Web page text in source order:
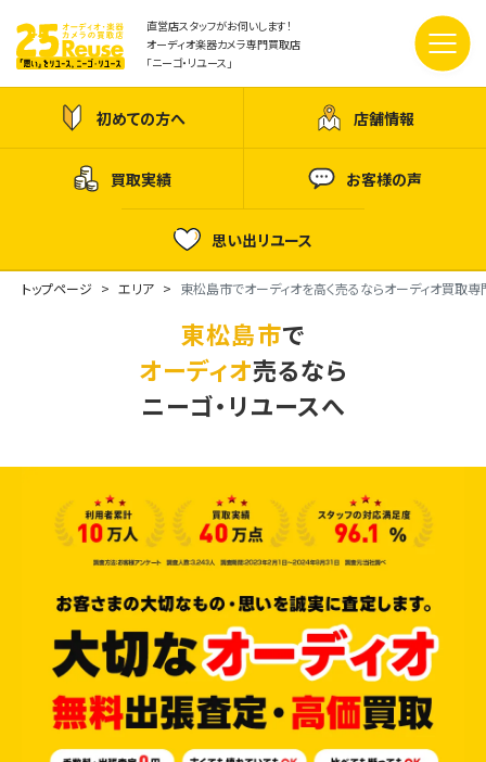
直営店スタッフがお伺いします！
オーディオ楽器カメラ専門買取店
「ニーゴ・リユース」
初めての方へ 店舗情報
買取実績 お客様の声
思い出リユース
トップページ エリア 東松島市でオーディオを高く売るならオーディオ買取専
東松島市で
オーディオ売るなら
ニーゴ・リユースへ